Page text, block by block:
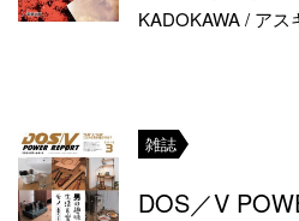
KADOKAWA / ア
雑誌
DOS／V